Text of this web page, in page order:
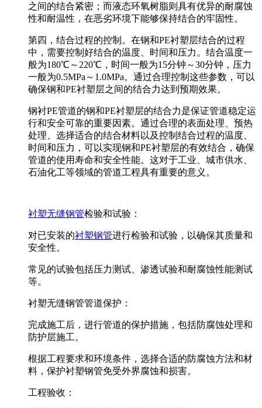
之间的结合紧密；而液态环氧树脂则具有优异的耐腐蚀
性和耐温性，在恶劣环境下能够保持结合的牢固性。
第四，结合过程的控制。在钢和PE衬塑层结合的过程
中，需要控制好结合的温度、时间和压力。结合温度一
般为180℃～220℃，时间一般为15分钟～30分钟，压力
一般为0.5MPa～1.0MPa。通过合理控制这些参数，可以
确保钢和PE衬塑层之间的结合力达到预期效果。
钢衬PE管道的钢和PE衬塑层的结合力是保证管道稳定运
行和安全可靠的重要因素。通过合理的表面处理、预热
处理、选择适合的结合材料以及控制结合过程的温度、
时间和压力，可以实现钢和PE衬塑层的有效结合，确保
管道的使用寿命和安全性能。这对于工业、城市供水、
石油化工等领域的管道工程具有重要的意义。
衬塑无缝钢管检验和试验：
对已安装的衬塑钢管进行检验和试验，以确保其质量和
安全性。
常见的试验包括压力测试、渗透试验和耐腐蚀性能测试
等。
衬塑无缝钢管管道保护：
完成施工后，进行管道的保护措施，包括防腐蚀处理和
防护层施工。
根据工程要求和环境条件，选择合适的防腐蚀方法和材
料，保护衬塑钢管免受外界腐蚀和损害。
工程验收：